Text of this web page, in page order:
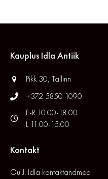
Kauplus Idla Antiik
Pikk 30, Tallinn
+372 5850 1090
E-R 10.00-18.00
L 11.00-15.00
Kontakt
Oü J. Idla kontaktandmed